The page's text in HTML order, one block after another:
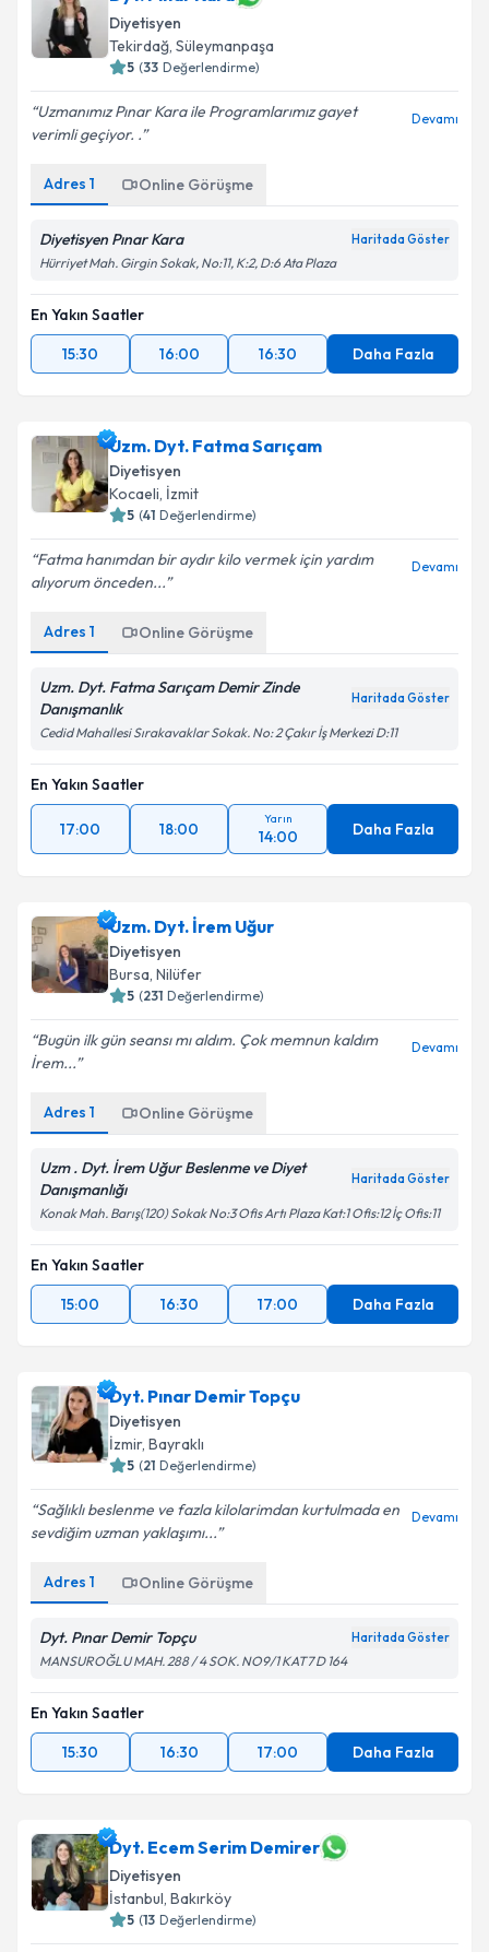
Diyetisyen
Tekirdağ, Süleymanpaşa
5 (33 Değerlendirme)
Uzmanımız Pınar Kara ile Programlarımız gayet
verimli geçiyor. .
Devamı
Adres 1 Online Görüşme
Diyetisyen Pınar Kara Haritada Göster
Hürriyet Mah. Girgin Sokak, No:11, K:2, D:6 Ata Plaza
En Yakın Saatler
15:30
16:00 16:30 Daha Fazla
Uzm. Dyt. Fatma Sarıçam
Diyetisyen
Kocaeli, İzmit
5 (41 Değerlendirme)
Fatma hanımdan bir aydır kilo vermek için yardım
alıyorum önceden...
Devamı
Adres 1 Online Görüşme
Uzm. Dyt. Fatma Sarıçam Demir Zinde
Danışmanlık
Haritada Göster
Cedid Mahallesi Sırakavaklar Sokak. No: 2 Çakır İş Merkezi D:11
En Yakın Saatler
17:00 18:00
Yarın
14:00 Daha Fazla
Uzm. Dyt. İrem Uğur
Diyetisyen
Bursa, Nilüfer
5 (231 Değerlendirme)
Bugün ilk gün seansı mı aldım. Çok memnun kaldım
İrem...
Devamı
Adres 1 Online Görüşme
Uzm . Dyt. İrem Uğur Beslenme ve Diyet
Danışmanlığı
Haritada Göster
Konak Mah. Barış(120) Sokak No:3 Ofis Artı Plaza Kat:1 Ofis:12 İç Ofis:11
En Yakın Saatler
15:00
16:30 17:00 Daha Fazla
Dyt. Pınar Demir Topçu
Diyetisyen
İzmir, Bayraklı
5 (21 Değerlendirme)
Sağlıklı beslenme ve fazla kilolarimdan kurtulmada en
sevdiğim uzman yaklaşımı...
Devamı
Adres 1 Online Görüşme
Dyt. Pınar Demir Topçu Haritada Göster
MANSUROĞLU MAH. 288 / 4 SOK. NO9/1 KAT7 D 164
En Yakın Saatler
15:30
16:30 17:00 Daha Fazla
Dyt. Ecem Serim Demirer
Diyetisyen
İstanbul, Bakırköy
5 (13 Değerlendirme)